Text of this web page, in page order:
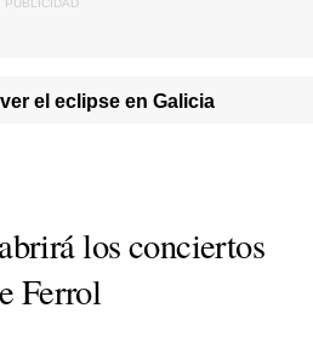
el eclipse en Galicia
los conciertos
Ferrol